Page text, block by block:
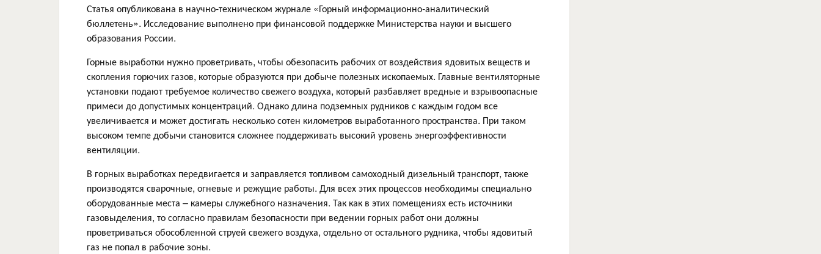
Статья опубликована в научно-техническом журнале «Горный информационно-аналитический
бюллетень». Исследование выполнено при финансовой поддержке Министерства науки и высшего
образования России.
Горные выработки нужно проветривать, чтобы обезопасить рабочих от воздействия ядовитых веществ и
скопления горючих газов, которые образуются при добыче полезных ископаемых. Главные вентиляторные
установки подают требуемое количество свежего воздуха, который разбавляет вредные и взрывоопасные
примеси до допустимых концентраций. Однако длина подземных рудников с каждым годом все
увеличивается и может достигать несколько сотен километров выработанного пространства. При таком
высоком темпе добычи становится сложнее поддерживать высокий уровень энергоэффективности
вентиляции.
В горных выработках передвигается и заправляется топливом самоходный дизельный транспорт, также
производятся сварочные, огневые и режущие работы. Для всех этих процессов необходимы специально
оборудованные места – камеры служебного назначения. Так как в этих помещениях есть источники
газовыделения, то согласно правилам безопасности при ведении горных работ они должны
проветриваться обособленной струей свежего воздуха, отдельно от остального рудника, чтобы ядовитый
газ не попал в рабочие зоны.